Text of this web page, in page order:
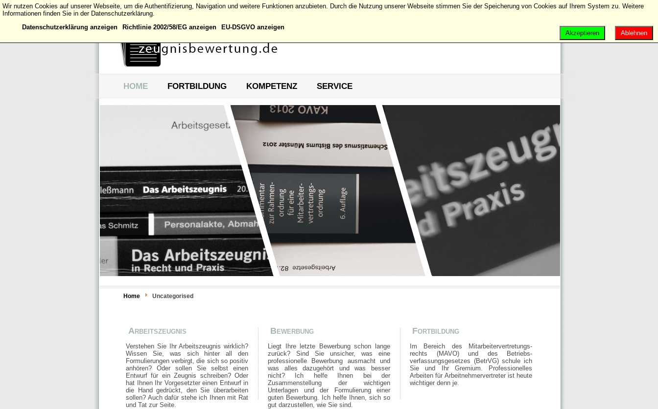
HOME FORTBILDUNG KOMPETENZ SERVICE
Home Uncategorised
Arbeitszeugnis
Verstehen Sie Ihr Arbeitszeugnis wirklich?
Wissen Sie, was sich hinter all den
Formulierungen verbirgt, die sich so positiv
anhören? Oder sollen Sie selbst einen
Entwurf für ein Zeugnis schreiben? Oder
hat Ihnen Ihr Vorgesetzter einen Entwurf in
die Hand gedrückt, den Sie überarbeiten
sollen? Auch dafür stehe ich Ihnen mit Rat
und Tat zur Seite.
Bewerbung
Liegt Ihre letzte Bewerbung schon lange
zurück? Sind Sie unsicher, was eine
professionelle Bewerbung ausmacht und
was alles dazugehört und was besser
nicht? Ich helfe Ihnen bei der
Zusammenstellung der wichtigen
Unterlagen und der Formulierung einer
guten Bewerbung. Ich helfe Ihnen, sich so
gut darzustellen, wie Sie sind.
Fortbildung
Im Bereich des Mitarbeitervertretungs-
rechts (MAVO) und des Betriebs-
verfassungsgesetzes (BetrVG) schule ich
Sie und Ihr Gremium. Professionelles
Arbeiten für Arbeitnehmervertreter ist heute
wichtiger denn je.
Wir nutzen Cookies auf unserer Webseite, um die Authentifizierung, Navigation und weitere Funktionen anzubieten. Durch die Nutzung unserer Webseite stimmen Sie der Speicherung von Cookies auf Ihrem System zu. Weitere
Informationen finden Sie in der Datenschutzerklärung.
Datenschutzerklärung anzeigen
Richtlinie 2002/58/EG anzeigen
EU-DSGVO anzeigen
Ablehnen
Akzeptieren